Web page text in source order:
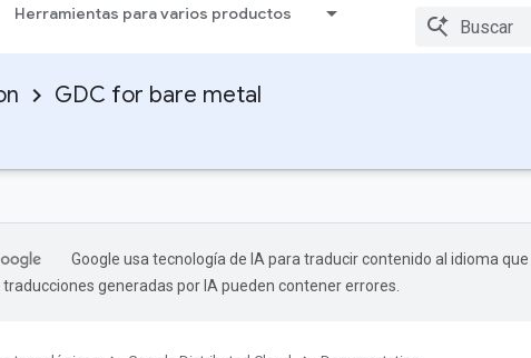
Herramientas para varios productos
GDC for bare metal
Google usa tecnología de IA para traducir contenido al idioma que
generadas por IA pueden contener errores.